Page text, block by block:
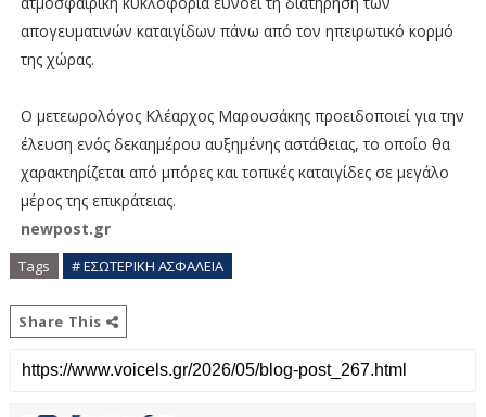
απογευματινών καταιγίδων πάνω από τον ηπειρωτικό κορμό
της χώρας.
Ο μετεωρολόγος Κλέαρχος Μαρουσάκης προειδοποιεί για την
έλευση ενός δεκαημέρου αυξημένης αστάθειας, το οποίο θα
χαρακτηρίζεται από μπόρες και τοπικές καταιγίδες σε μεγάλο
μέρος της επικράτειας.
newpost.gr
Tags # ΕΣΩΤΕΡΙΚΗ ΑΣΦΑΛΕΙΑ
Share This